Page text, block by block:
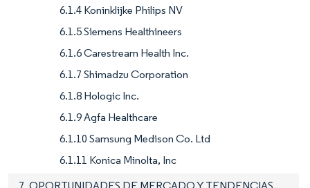
6.1.4 Koninklijke Philips NV
6.1.5 Siemens Healthineers
6.1.6 Carestream Health Inc.
6.1.7 Shimadzu Corporation
6.1.8 Hologic Inc.
6.1.9 Agfa Healthcare
6.1.10 Samsung Medison Co. Ltd
6.1.11 Konica Minolta, Inc
7. OPORTUNIDADES DE MERCADO Y TENDENCIAS